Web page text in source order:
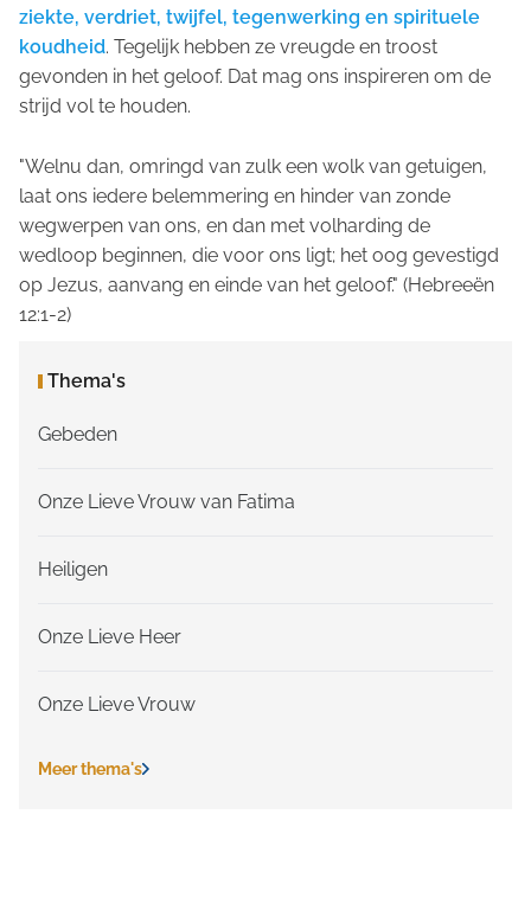
ziekte, verdriet, twijfel, tegenwerking en spirituele
koudheid. Tegelijk hebben ze vreugde en troost
gevonden in het geloof. Dat mag ons inspireren om de
strijd vol te houden.
"Welnu dan, omringd van zulk een wolk van getuigen,
laat ons iedere belemmering en hinder van zonde
wegwerpen van ons, en dan met volharding de
wedloop beginnen, die voor ons ligt; het oog gevestigd
op Jezus, aanvang en einde van het geloof." (Hebreeën
12:1-2)
Thema's
Gebeden
Onze Lieve Vrouw van Fatima
Heiligen
Onze Lieve Heer
Onze Lieve Vrouw
Meer thema's